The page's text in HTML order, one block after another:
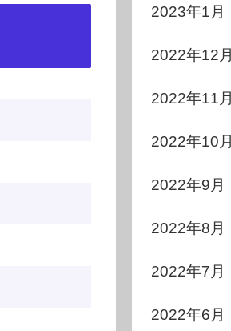
2023年1月
2022年12月
2022年11月
2022年10月
2022年9月
2022年8月
2022年7月
2022年6月